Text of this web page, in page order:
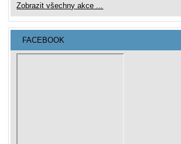
Zobrazit všechny akce ...
FACEBOOK